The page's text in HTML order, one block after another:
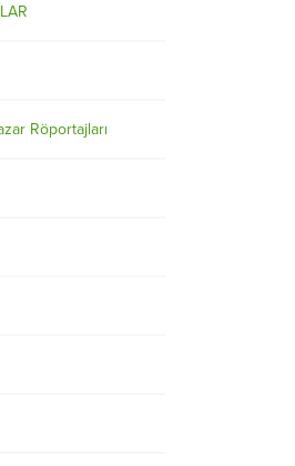
Röportajları